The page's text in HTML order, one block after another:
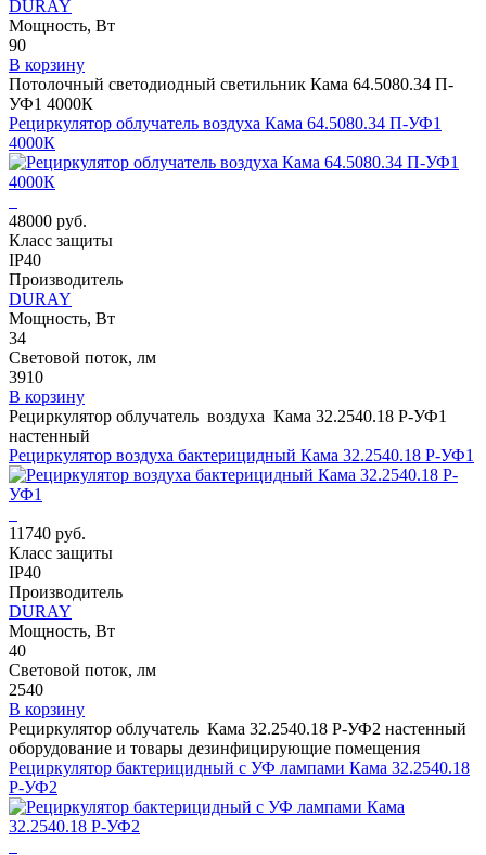
DURAY
Мощность, Вт
90
В корзину
Потолочный светодиодный светильник Кама 64.5080.34 П-
УФ1 4000К
Рециркулятор облучатель воздуха Кама 64.5080.34 П-УФ1
4000К
48000 руб.
Класс защиты
IP40
Производитель
DURAY
Мощность, Вт
34
Световой поток, лм
3910
В корзину
Рециркулятор облучатель воздуха Кама 32.2540.18 Р-УФ1
настенный
Рециркулятор воздуха бактерицидный Кама 32.2540.18 Р-УФ1
11740 руб.
Класс защиты
IP40
Производитель
DURAY
Мощность, Вт
40
Световой поток, лм
2540
В корзину
Рециркулятор облучатель Кама 32.2540.18 Р-УФ2 настенный
оборудование и товары дезинфицирующие помещения
Рециркулятор бактерицидный с УФ лампами Кама 32.2540.18
Р-УФ2